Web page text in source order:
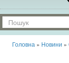
Головна » Новини »